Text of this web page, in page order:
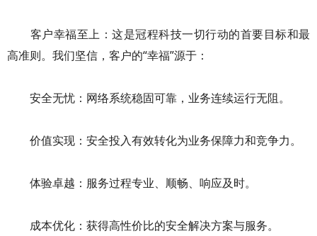
客户幸福至上：这是冠程科技一切行动的首要目标和最
高准则。我们坚信，客户的“幸福”源于：
安全无忧：网络系统稳固可靠，业务连续运行无阻。
价值实现：安全投入有效转化为业务保障力和竞争力。
体验卓越：服务过程专业、顺畅、响应及时。
成本优化：获得高性价比的安全解决方案与服务。